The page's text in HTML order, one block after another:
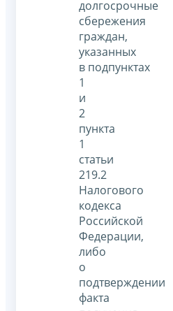
долгосрочные
сбережения
граждан,
указанных
в подпунктах
1
и
2
пункта
1
статьи
219.2
Налогового
кодекса
Российской
Федерации,
либо
о
подтверждении
факта